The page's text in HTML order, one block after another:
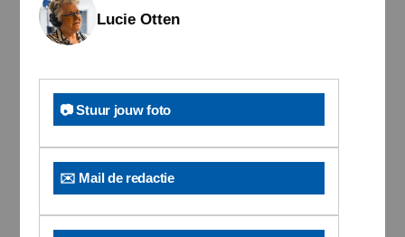
Lucie Otten
📷 Stuur jouw foto
✉️ Mail de redactie